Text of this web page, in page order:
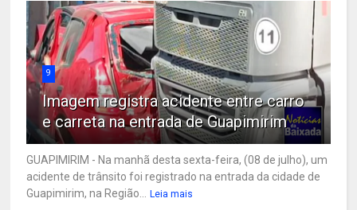
9
Imagem registra acidente entre carro
e carreta na entrada de Guapimirim
GUAPIMIRIM - Na manhã desta sexta-feira, (08 de julho), um
acidente de trânsito foi registrado na entrada da cidade de
Guapimirim, na Região... Leia mais